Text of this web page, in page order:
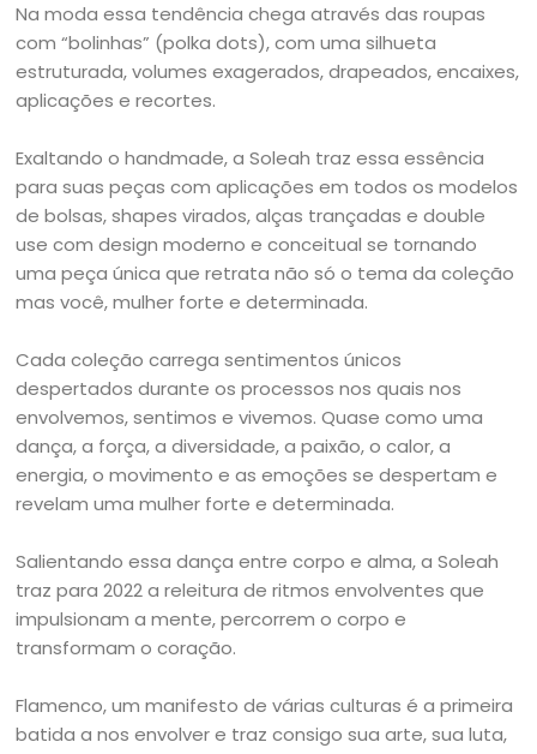
Na moda essa tendência chega através das roupas
com “bolinhas” (polka dots), com uma silhueta
estruturada, volumes exagerados, drapeados, encaixes,
aplicações e recortes.
Exaltando o handmade, a Soleah traz essa essência
para suas peças com aplicações em todos os modelos
de bolsas, shapes virados, alças trançadas e double
use com design moderno e conceitual se tornando
uma peça única que retrata não só o tema da coleção
mas você, mulher forte e determinada.
Cada coleção carrega sentimentos únicos
despertados durante os processos nos quais nos
envolvemos, sentimos e vivemos. Quase como uma
dança, a força, a diversidade, a paixão, o calor, a
energia, o movimento e as emoções se despertam e
revelam uma mulher forte e determinada.
Salientando essa dança entre corpo e alma, a Soleah
traz para 2022 a releitura de ritmos envolventes que
impulsionam a mente, percorrem o corpo e
transformam o coração.
Flamenco, um manifesto de várias culturas é a primeira
batida a nos envolver e traz consigo sua arte, sua luta,